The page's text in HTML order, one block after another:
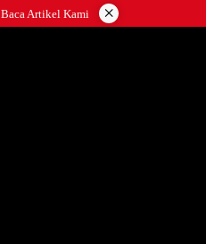
Artikel Kami ×